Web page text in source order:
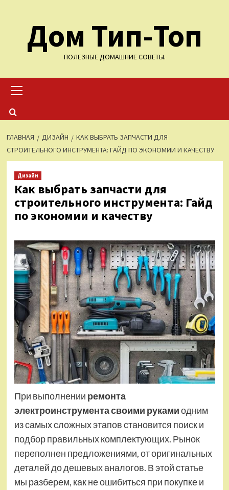
содержимомуДом Тип-Топ
ПОЛЕЗНЫЕ ДОМАШНИЕ СОВЕТЫ.
меню
ГЛАВНАЯ ДИЗАЙН
КАК ВЫБРАТЬ ЗАПЧАСТИ ДЛЯ
СТРОИТЕЛЬНОГО ИНСТРУМЕНТА: ГАЙД ПО ЭКОНОМИИ И КАЧЕСТВУ
Дизайн
Как выбрать запчасти для
строительного инструмента: Гайд
по экономии и качеству
При выполнении ремонта
электроинструмента своими рукамиодним
из самых сложных этапов становится поиск и
подбор правильных комплектующих. Рынок
переполнен предложениями, от оригинальных
деталей до дешевых аналогов. В этой статье
мы разберем, как не ошибиться при покупке и